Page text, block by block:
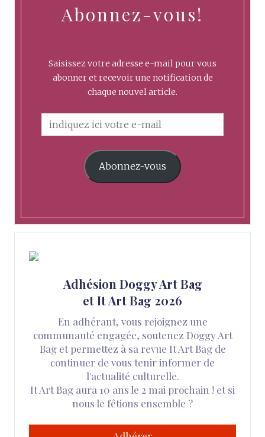
Abonnez-vous!
Saisissez votre adresse e-mail pour vous
abonner et recevoir une notification de
chaque nouvel article.
Abonnez-vous
Adhésion Doggy Art Bag
et It Art Bag 2026
En adhérant, vous rejoignez une
communauté engagée, soutenez Doggy Art
Bag et permettez à sa revue It Art Bag de
continuer de vous tenir informer de
l'actualité culturelle.
It Art Bag aura 10 ans le 2 mai prochain ! et si
nous le fêtions ensemble ?